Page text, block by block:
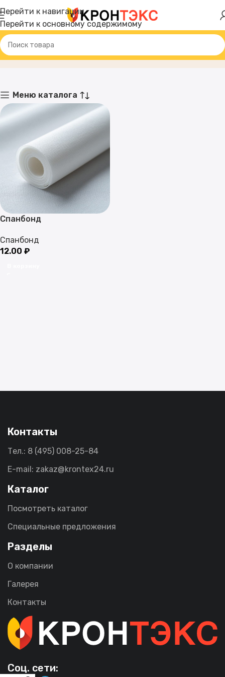
Перейти к навигации
Перейти к основному содержимому
СпанбондГлавная Товар
Меню каталога
Спанбонд
Спанбонд
12.00 ₽
Контакты
Тел.: 8 (495) 008-25-84
E-mail: zakaz@krontex24.ru
Каталог
Посмотреть каталог
Специальные предложения
Разделы
О компании
Галерея
Контакты
Соц. сети: